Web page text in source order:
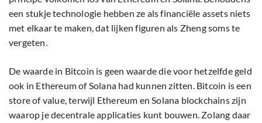
een stukje technologie hebben ze als financiële assets niets
met elkaar te maken, dat lijken figuren als Zheng soms te
vergeten.
De waarde in Bitcoin is geen waarde die voor hetzelfde geld
ook in Ethereum of Solana had kunnen zitten. Bitcoin is een
store of value, terwijl Ethereum en Solana blockchains zijn
waarop je decentrale applicaties kunt bouwen. Zolang daar